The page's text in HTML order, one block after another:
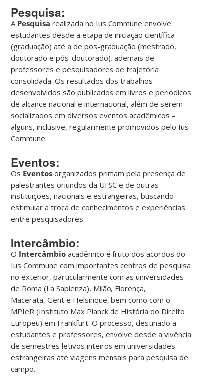
Pesquisa:
A Pesquisarealizada no Ius Commune envolve
estudantes desde a etapa de iniciação científica
(graduação) até a de pós-graduação (mestrado,
doutorado e pós-doutorado), ademais de
professores e pesquisadores de trajetória
consolidada. Os resultados dos trabalhos
desenvolvidos são publicados em livros e periódicos
de alcance nacional e internacional, além de serem
socializados em diversos eventos acadêmicos –
alguns, inclusive, regularmente promovidos pelo Ius
Commune.
Eventos:
Os Eventosorganizados primam pela presença de
palestrantes oriundos da UFSC e de outras
instituições, nacionais e estrangeiras, buscando
estimular a troca de conhecimentos e experiências
entre pesquisadores.
Intercâmbio:
O Intercâmbio acadêmico é fruto dos acordos do
Ius Commune com importantes centros de pesquisa
no exterior, particularmente com as universidades
de Roma (La Sapienza), Milão, Florença,
Macerata, Gent e Helsinque, bem como com o
MPIeR (Instituto Max Planck de História do Direito
Europeu) em Frankfurt. O processo, destinado a
estudantes e professores, envolve desde a vivência
de semestres letivos inteiros em universidades
estrangeiras até viagens mensais para pesquisa de
campo.